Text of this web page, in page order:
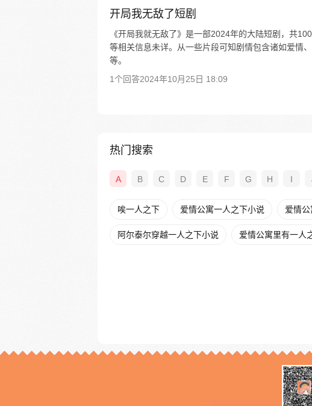
开局我无敌了短剧
《开局我就无敌了》是一部2024年的大陆短剧，共
等相关信息未详。从一些片段可知剧情包含诸如爱情
等。
1个回答2024年10月25日 18:09
热门搜索
A B C D E F G H I
唉一人之下 爱情公寓一人之下小说 爱情
阿尔泰尔穿越一人之下小说 爱情公寓里有一人